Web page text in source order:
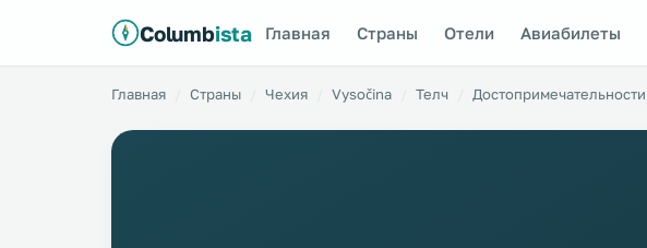
Columbista Главная Страны Отели Авиабилеты
Главная Страны Чехия Vysočina Телч Достопримечательности